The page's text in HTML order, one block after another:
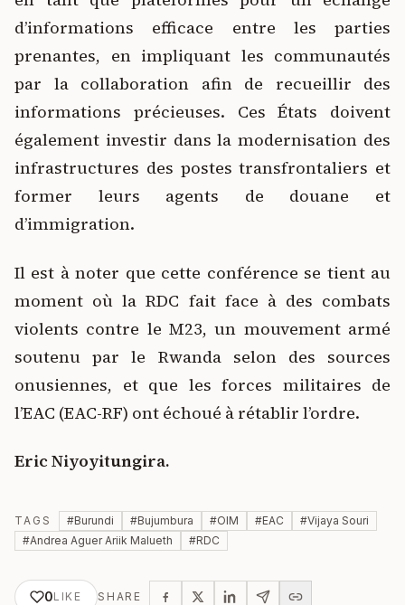
d’informations efficace entre les parties
prenantes, en impliquant les communautés
par la collaboration afin de recueillir des
informations précieuses. Ces États doivent
également investir dans la modernisation des
infrastructures des postes transfrontaliers et
former leurs agents de douane et
d’immigration.
Il est à noter que cette conférence se tient au
moment où la RDC fait face à des combats
violents contre le M23, un mouvement armé
soutenu par le Rwanda selon des sources
onusiennes, et que les forces militaires de
l’EAC (EAC-RF) ont échoué à rétablir l’ordre.
Eric Niyoyitungira.
TAGS #Burundi #Bujumbura #OIM #EAC #Vijaya Souri
#Andrea Aguer Ariik Malueth #RDC
0LIKE SHARE